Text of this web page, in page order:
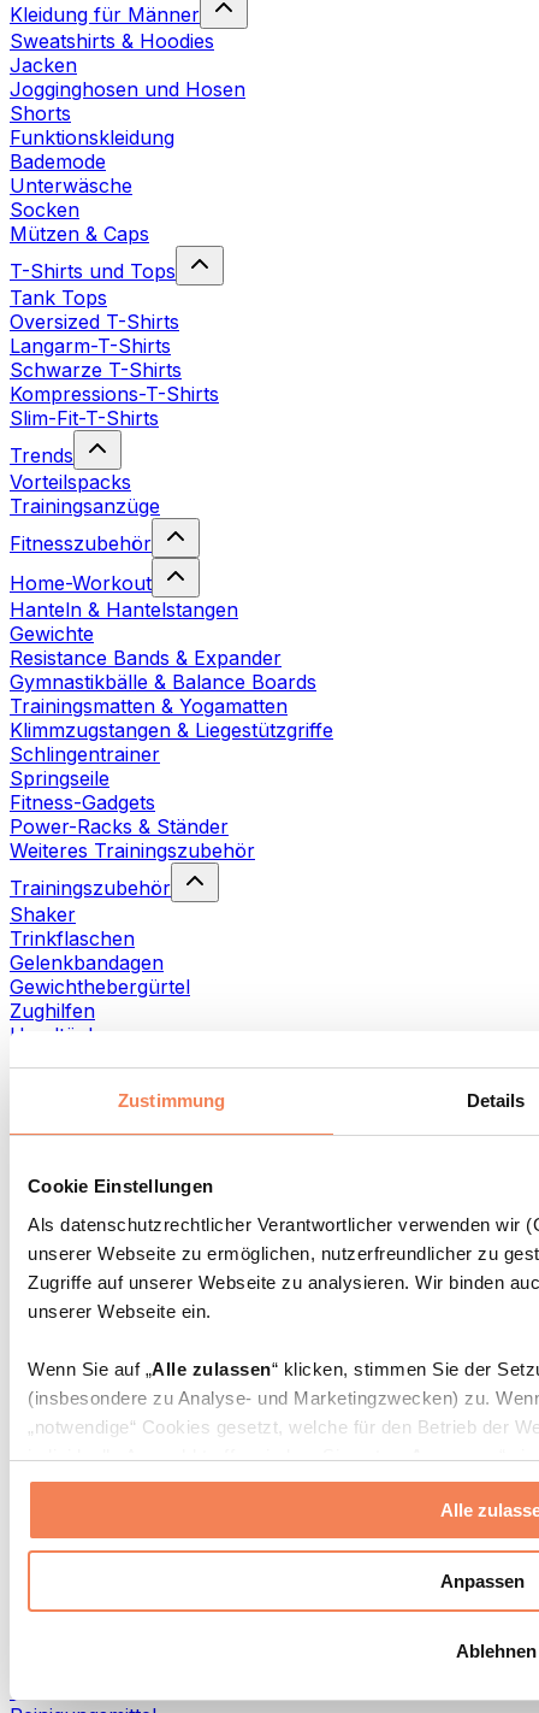
Zustimmung Details
Cookie Einstellungen
Als datenschutzrechtlicher Verantwortlicher verwenden wir
unserer Webseite zu ermöglichen, nutzerfreundlicher zu
Zugriffe auf unserer Webseite zu analysieren. Wir binden
unserer Webseite ein.
Wenn Sie auf „Alle zulassen“ klicken, stimmen Sie der
(insbesondere zu Analyse- und Marketingzwecken) zu.
„notwendige“ Cookies gesetzt, welche für den Betrieb der
individuelle Auswahl treffen, indem Sie unter „Anpassen“
erlauben“ klicken.
Weitere Informationen über die Verarbeitung Ihrer Daten
Datenschutzerklärung
Alle
Anpassen
Ablehnen
Kleidung für Männer
Sweatshirts & Hoodies
Jacken
Jogginghosen und Hosen
Shorts
Funktionskleidung
Bademode
Unterwäsche
Socken
Mützen & Caps
T-Shirts und Tops
Tank Tops
Oversized T-Shirts
Langarm-T-Shirts
Schwarze T-Shirts
Kompressions-T-Shirts
Slim-Fit-T-Shirts
Trends
Vorteilspacks
Trainingsanzüge
Fitnesszubehör
Home-Workout
Hanteln & Hantelstangen
Gewichte
Resistance Bands & Expander
Gymnastikbälle & Balance Boards
Trainingsmatten & Yogamatten
Klimmzugstangen & Liegestützgriffe
Schlingentrainer
Springseile
Fitness-Gadgets
Power-Racks & Ständer
Weiteres Trainingszubehör
Trainingszubehör
Shaker
Trinkflaschen
Gelenkbandagen
Gewichthebergürtel
Zughilfen
Handtücher
Faszien- und Massagerollen
Weitere Rehabilitationshilfen
Taschen & Rucksäcke
Essenstaschen und Meal-Prep-Zubehör
Sporttaschen
Zubehör nach Aktivität
Laufen
Kampfsport
Yoga & Pilates
Wandern
Rotlichttherapie
Waschmittel